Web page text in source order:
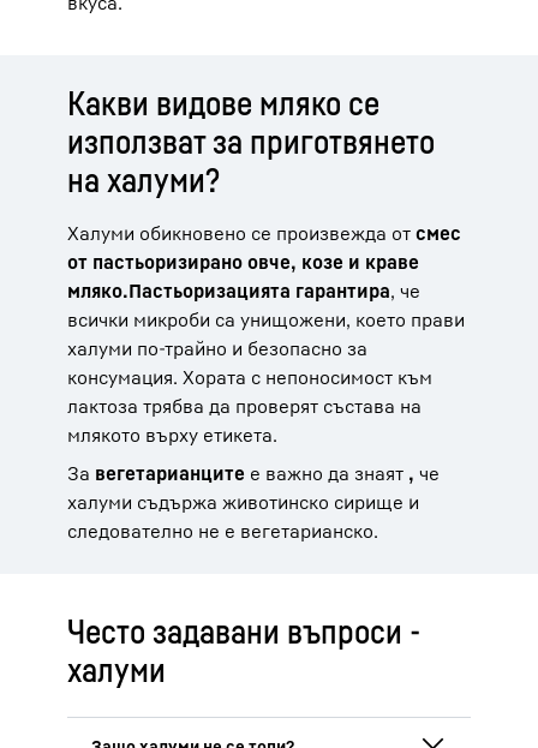
Какви видове мляко се
използват за приготвянето
на халуми?
Халуми обикновено се произвежда от смес
от пастьоризирано овче, козе и краве
мляко.Пастьоризацията гарантира, че
всички микроби са унищожени, което прави
халуми по-трайно и безопасно за
консумация. Хората с непоносимост към
лактоза трябва да проверят състава на
млякото върху етикета.
За вегетарианците е важно да знаят , че
халуми съдържа животинско сирище и
следователно не е вегетарианско.
Често задавани въпроси -
халуми